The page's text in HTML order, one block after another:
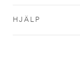
HJÄLP